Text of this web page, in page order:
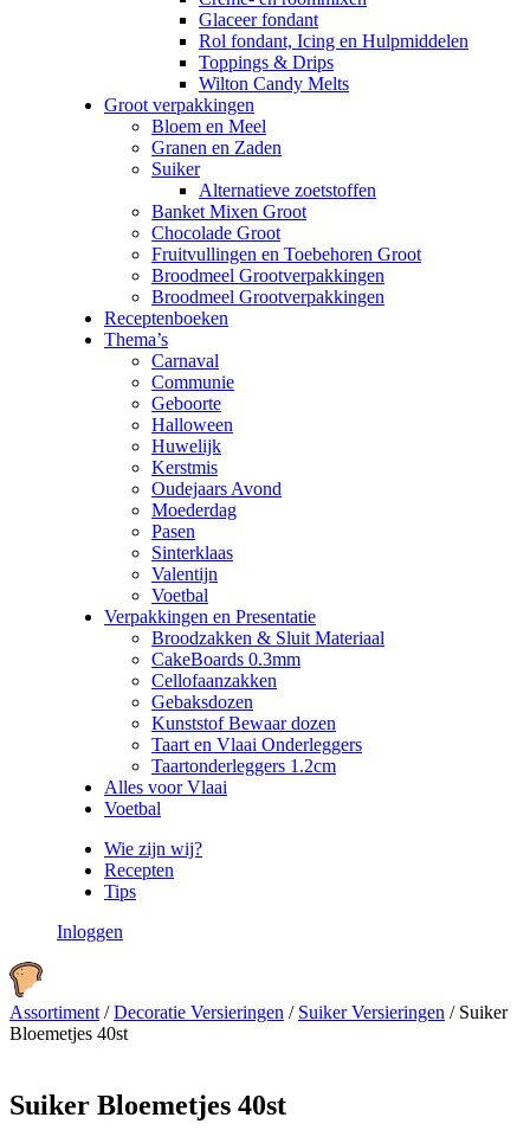
Glaceer fondant
Rol fondant, Icing en Hulpmiddelen
Toppings & Drips
Wilton Candy Melts
Groot verpakkingen
Bloem en Meel
Granen en Zaden
Suiker
Alternatieve zoetstoffen
Banket Mixen Groot
Chocolade Groot
Fruitvullingen en Toebehoren Groot
Broodmeel Grootverpakkingen
Broodmeel Grootverpakkingen
Receptenboeken
Thema’s
Carnaval
Communie
Geboorte
Halloween
Huwelijk
Kerstmis
Oudejaars Avond
Moederdag
Pasen
Sinterklaas
Valentijn
Voetbal
Verpakkingen en Presentatie
Broodzakken & Sluit Materiaal
CakeBoards 0.3mm
Cellofaanzakken
Gebaksdozen
Kunststof Bewaar dozen
Taart en Vlaai Onderleggers
Taartonderleggers 1.2cm
Alles voor Vlaai
Voetbal
Wie zijn wij?
Recepten
Tips
Inloggen
Assortiment /Decoratie Versieringen / Suiker Versieringen / Suiker
Bloemetjes 40st
Suiker Bloemetjes 40st